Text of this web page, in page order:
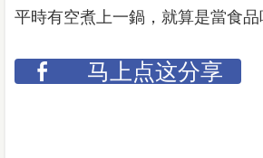
平時有空煮上一鍋，就算是當食品
马上点这分享